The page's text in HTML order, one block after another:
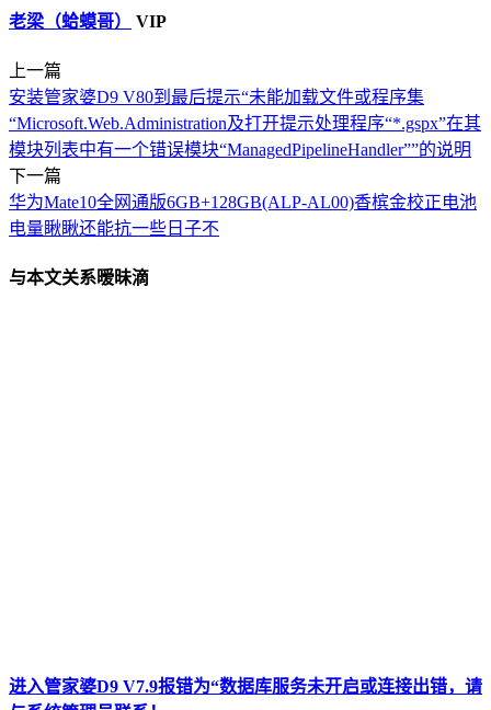
老梁（蛤蟆哥） VIP
上一篇
安装管家婆D9 V80到最后提示“未能加载文件或程序集
“Microsoft.Web.Administration及打开提示处理程序“*.gspx”在其
模块列表中有一个错误模块“ManagedPipelineHandler””的说明
下一篇
华为Mate10全网通版6GB+128GB(ALP-AL00)香槟金校正电池
电量瞅瞅还能抗一些日子不
与本文关系暧昧滴
进入管家婆D9 V7.9报错为“数据库服务未开启或连接出错，请